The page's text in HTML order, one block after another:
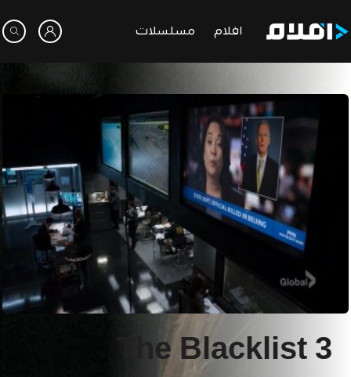
افلام مسلسلات
The Blacklist 3